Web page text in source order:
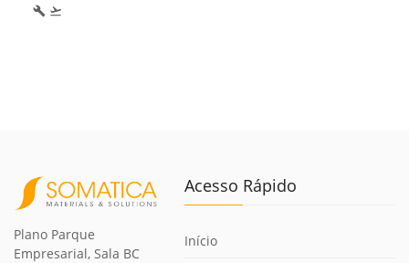
build flight_takeoff
Plano Parque
Empresarial, Sala BC
Acesso Rápido
Início